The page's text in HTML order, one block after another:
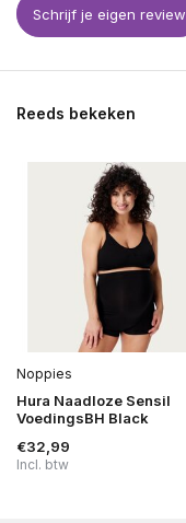
Schrijf je eigen review
Reeds bekeken
Noppies
Hura Naadloze Sensil
VoedingsBH Black
€32,99
Incl. btw